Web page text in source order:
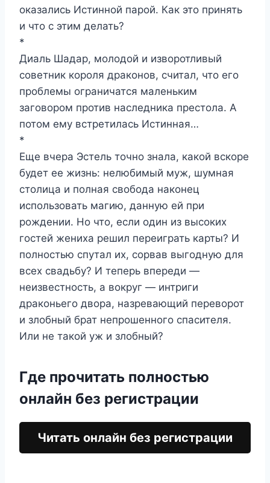
оказались Истинной парой. Как это принять
и что с этим делать?
*
Диаль Шадар, молодой и изворотливый
советник короля драконов, считал, что его
проблемы ограничатся маленьким
заговором против наследника престола. А
потом ему встретилась Истинная…
*
Еще вчера Эстель точно знала, какой вскоре
будет ее жизнь: нелюбимый муж, шумная
столица и полная свобода наконец
использовать магию, данную ей при
рождении. Но что, если один из высоких
гостей жениха решил переиграть карты? И
полностью спутал их, сорвав выгодную для
всех свадьбу? И теперь впереди —
неизвестность, а вокруг — интриги
драконьего двора, назревающий переворот
и злобный брат непрошенного спасителя.
Или не такой уж и злобный?
Где прочитать полностью
онлайн без регистрации
Читать онлайн без регистрации